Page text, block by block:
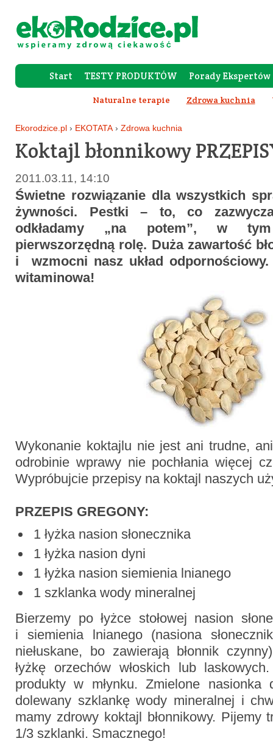
Start TESTY PRODUKTÓW Porady Ekspertów
Forum
Naturalne terapie Zdrowa kuchnia
Ekorodzice.pl › EKOTATA › Zdrowa kuchnia
Koktajl błonnikowy
2011.03.11, 14:10
Świetne rozwiązanie dla wszystkich
żywności. Pestki – to, co
odkładamy „na potem”, w
pierwszorzędną rolę. Duża zawartość
i wzmocni nasz układ
witaminowa!
Wykonanie koktajlu nie jest ani trudne,
odrobinie wprawy nie pochłania więcej
Wypróbujcie przepisy na koktajl naszych
PRZEPIS GREGONY:
1 łyżka nasion słonecznika
1 łyżka nasion dyni
1 łyżka nasion siemienia lnianego
1 szklanka wody mineralnej
Bierzemy po łyżce stołowej nasion
i siemienia lnianego (nasiona
niełuskane, bo zawierają błonnik
łyżkę orzechów włoskich lub
produkty w młynku. Zmielone nasionka
dolewany szklankę wody mineralnej i
mamy zdrowy koktajl błonnikowy. Pijemy
1/3 szklanki. Smacznego!